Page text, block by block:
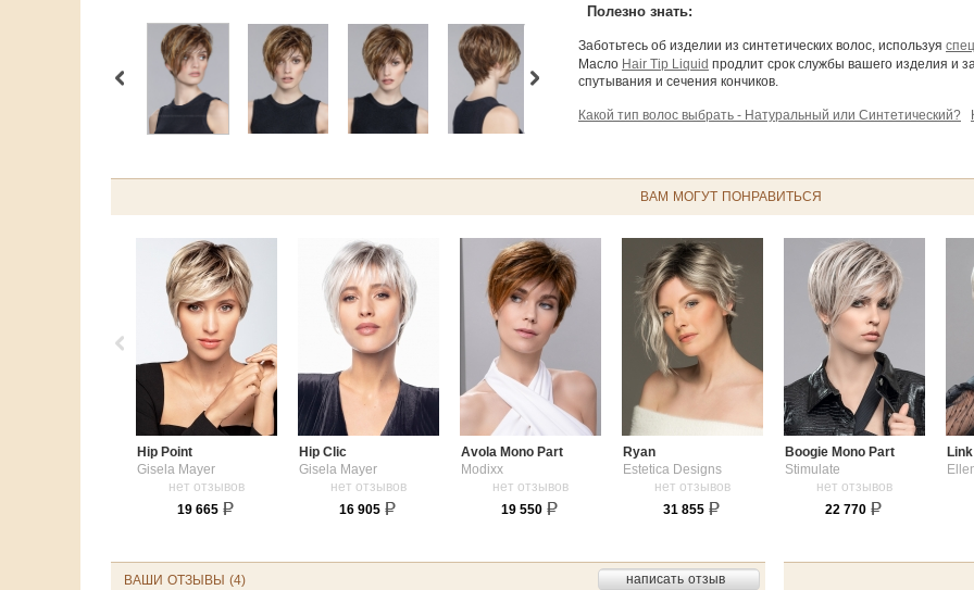
Полезно знать:
Заботьтесь об изделии из синтетических волос, используя
Масло Hair Tip Liquid продлит срок службы вашего изделия и
спутывания и сечения кончиков.
Какой тип волос выбрать - Натуральный или Синтетический?
Какая форма
ВАМ МОГУТ ПОНРАВИТЬСЯ
Hip Point
Gisela Mayer
нет отзывов
19 665
Hip Clic
Gisela Mayer
нет отзывов
16 905
Avola Mono Part
Modixx
нет отзывов
19 550
Ryan
Estetica Designs
нет отзывов
31 855
Boogie Mono Part
Stimulate
нет отзывов
22 770
Link
ВАШИ ОТЗЫВЫ (4) написать отзыв